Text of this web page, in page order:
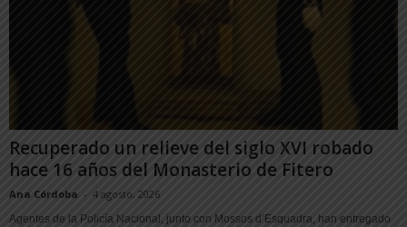
Recuperado un relieve del siglo XVI robado
hace 16 años del Monasterio de Fitero
Ana Córdoba - 4 agosto, 2026
Agentes de la Policía Nacional, junto con Mossos d’Esquadra, han entregado